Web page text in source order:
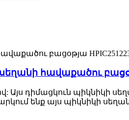
հավաքածու
Այս դիմացկուն պիկնիկի
ենք այս պիկնիկի